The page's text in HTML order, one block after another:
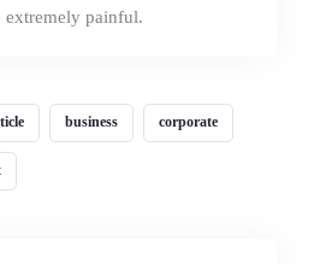
extremely painful.
business corporate